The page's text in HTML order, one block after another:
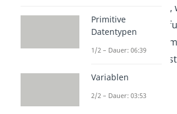
Jetzt weißt du
der Java Vererbung
schauen wir uns
damit machen
Primitive
Datentypen
1/2 – Dauer: 06:39
Variablen
2/2 – Dauer: 03:53